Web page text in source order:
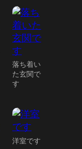
落ち着い
た玄関で
す
洋室です